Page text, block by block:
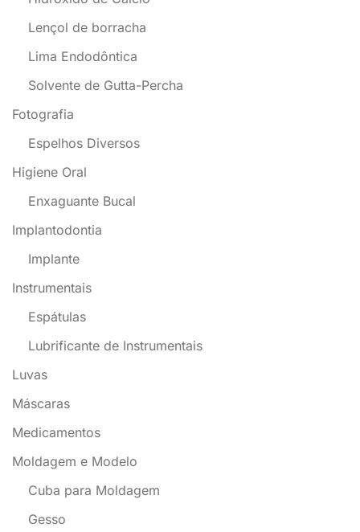
Lençol de borracha
Lima Endodôntica
Solvente de Gutta-Percha
Fotografia
Espelhos Diversos
Higiene Oral
Enxaguante Bucal
Implantodontia
Implante
Instrumentais
Espátulas
Lubrificante de Instrumentais
Luvas
Máscaras
Medicamentos
Moldagem e Modelo
Cuba para Moldagem
Gesso